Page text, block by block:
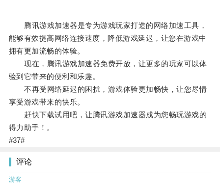
腾讯游戏加速器是专为游戏玩家打造的网络加速工具，
能够有效提高网络连接速度，降低游戏延迟，让您在游戏中
拥有更加流畅的体验。
现在，腾讯游戏加速器免费开放，让更多的玩家可以体
验到它带来的便利和乐趣。
不再受网络延迟的困扰，游戏体验更加畅快，让您尽情
享受游戏带来的快乐。
赶快下载试用吧，让腾讯游戏加速器成为您畅玩游戏的
得力助手！。
#37#
评论
游客